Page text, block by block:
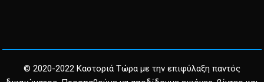
© 2020-2022 Καστοριά Τώρα με την επιφύλαξη παντός